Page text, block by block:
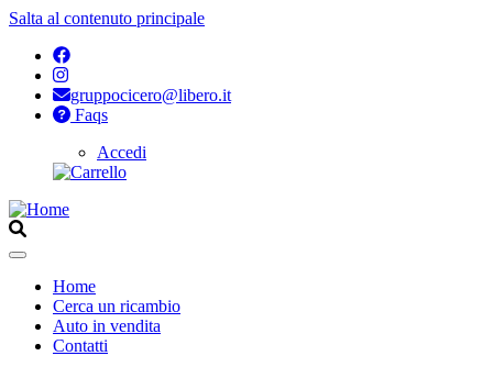
Salta al contenuto principale
gruppocicero@libero.it
Faqs
Accedi
Opzioni
di
per
Aperto
Navigazione
principale
Home
Cerca un ricambio
Auto in vendita
Contatti